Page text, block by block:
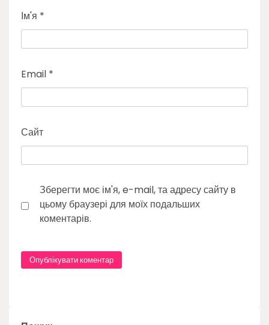
Ім'я *
Email *
Сайт
Зберегти моє ім'я, e-mail, та адресу сайту в
цьому браузері для моїх подальших
коментарів.